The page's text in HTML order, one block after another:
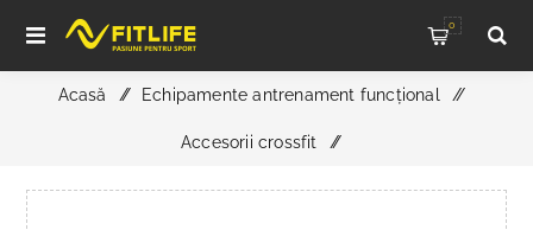
0
Acasă / Echipamente antrenament funcțional /
Accesorii crossfit /
Telecomandă pentru ATX Interval Timer